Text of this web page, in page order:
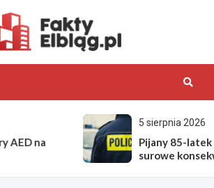
latek skazany za jazdę citroenem: